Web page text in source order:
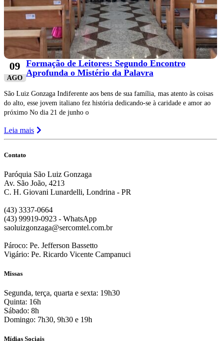
09
AGO
Formação de Leitores: Segundo Encontro
Aprofunda o Mistério da Palavra
São Luiz Gonzaga Indiferente aos bens de sua família, mas atento às coisas
do alto, esse jovem italiano fez história dedicando-se à caridade e amor ao
próximo No dia 21 de junho o
Leia mais
Contato
Paróquia São Luiz Gonzaga
Av. São João, 4213
C. H. Giovani Lunardelli, Londrina - PR
(43) 3337-0664
(43) 99919-0923 - WhatsApp
saoluizgonzaga@sercomtel.com.br
Pároco: Pe. Jefferson Bassetto
Vigário: Pe. Ricardo Vicente Campanuci
Missas
Segunda, terça, quarta e sexta: 19h30
Quinta: 16h
Sábado: 8h
Domingo: 7h30, 9h30 e 19h
Mídias Sociais